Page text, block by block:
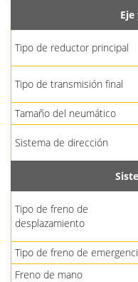
Tipo de reductor principal
Tipo de transmisión final
Tamaño del neumático
Sistema de dirección
Tipo de freno de
desplazamiento
Tipo de freno de
Freno de mano